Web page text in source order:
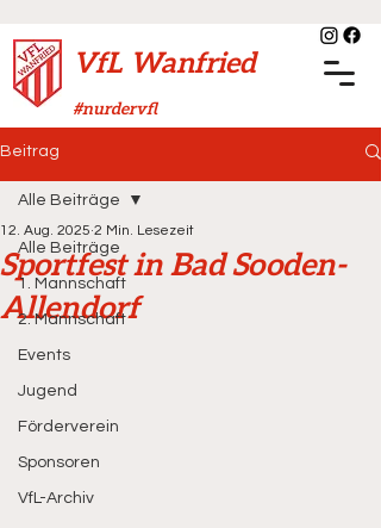
VfL Wanfried
#nurdervfl
Beitrag
Alle Beiträge
1. Mannschaft
2. Mannschaft
Events
Jugend
Förderverein
Sponsoren
VfL-Archiv
Alle Beiträge
Sportfest in Bad Sooden-
Allendorf
12. Aug. 2025 2 Min. Lesezeit